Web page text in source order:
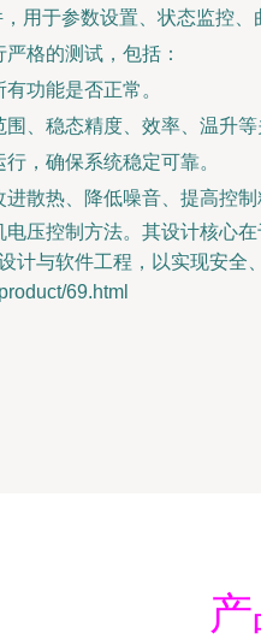
用于参数设置、状态监控、
格的测试，包括：
功能是否正常。
、稳态精度、效率、温升等
，确保系统稳定可靠。
散热、降低噪音、提高控
压控制方法。其设计核心
与软件工程，以实现安全
69.html